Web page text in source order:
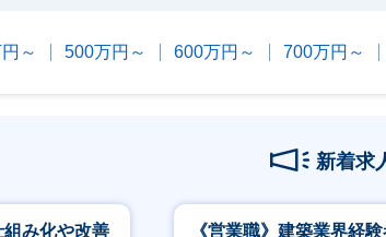
～ 500万円～ 600万円～ 700万円～
新着求
組み化や改善 《営業職》建築業界経験